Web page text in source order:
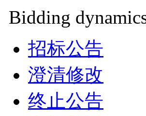
Bidding
招标公告
澄清修改
终止公告